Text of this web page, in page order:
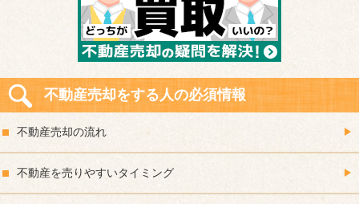
不動産売却をする人の必須情報
不動産売却の流れ
不動産を売りやすいタイミング